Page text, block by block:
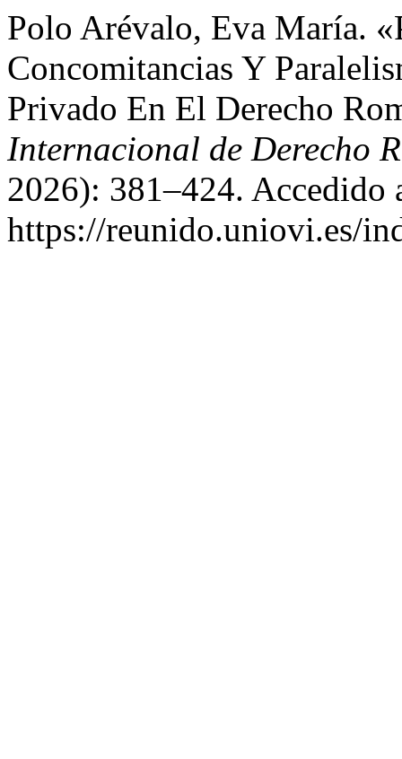
Polo Arévalo, Eva María.
Concomitancias Y
Privado En El Derecho
Internacional de Derecho
2026): 381–424. Accedido
https://reunido.uniovi.es/